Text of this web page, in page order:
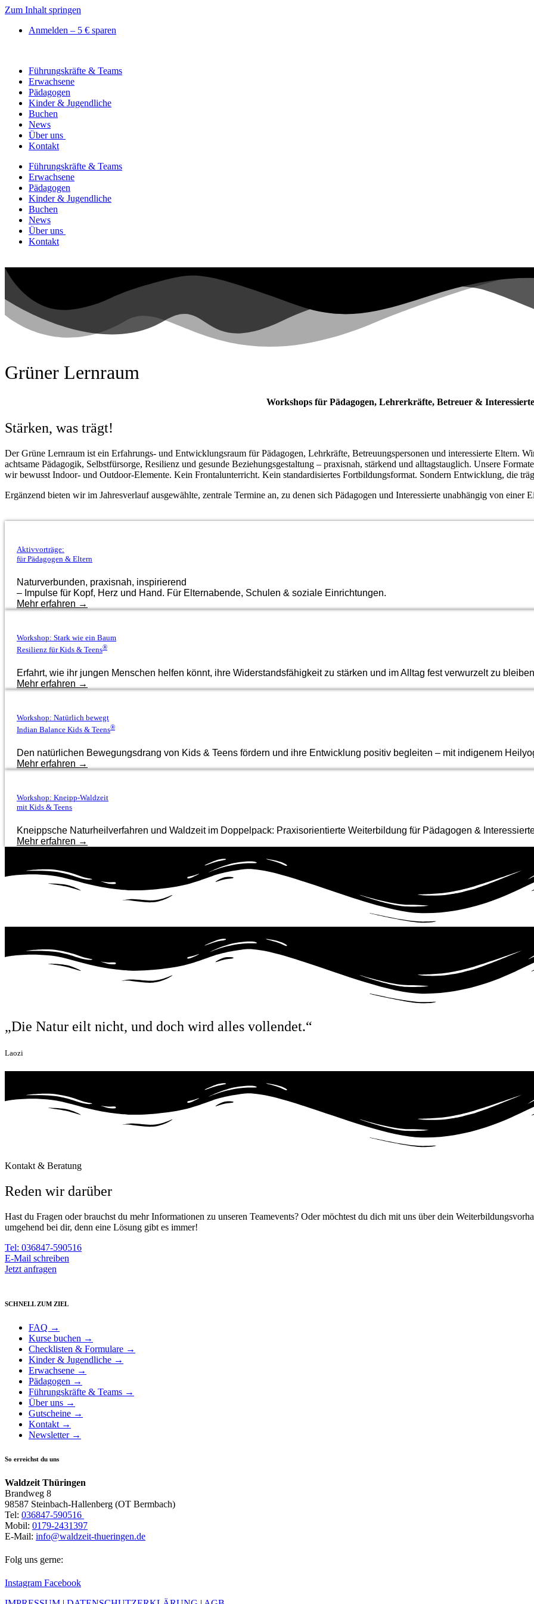
Zum Inhalt springen
Anmelden – 5 € sparen
Führungskräfte & Teams
Erwachsene
Pädagogen
Kinder & Jugendliche
Buchen
News
Über uns
Kontakt
Führungskräfte & Teams
Erwachsene
Pädagogen
Kinder & Jugendliche
Buchen
News
Über uns
Kontakt
Grüner Lernraum
Workshops für Pädagogen, Lehrerkräfte, Betreuer & Interessierte
Stärken, was trägt!
Der Grüne Lernraum ist ein Erfahrungs- und Entwicklungsraum für Pädagogen, Lehrkräfte, Betreuungspersonen und interessierte Eltern.
achtsame Pädagogik, Selbstfürsorge, Resilienz und gesunde Beziehungsgestaltung – praxisnah, stärkend und alltagstauglich. Unsere
wir bewusst Indoor- und Outdoor-Elemente. Kein Frontalunterricht. Kein standardisiertes Fortbildungsformat. Sondern Entwicklung, die
Ergänzend bieten wir im Jahresverlauf ausgewählte, zentrale Termine an, zu denen sich Pädagogen und Interessierte unabhängig von einer
Aktivvorträge:
für Pädagogen & Eltern
Naturverbunden, praxisnah, inspirierend
– Impulse für Kopf, Herz und Hand. Für Elternabende, Schulen & soziale Einrichtungen.
Mehr erfahren →
Workshop: Stark wie ein Baum
Resilienz für Kids & Teens®
Erfahrt, wie ihr jungen Menschen helfen könnt, ihre Widerstandsfähigkeit zu stärken und im Alltag fest verwurzelt zu
Mehr erfahren →
Workshop: Natürlich bewegt
Indian Balance Kids & Teens®
Den natürlichen Bewegungsdrang von Kids & Teens fördern und ihre Entwicklung positiv begleiten – mit indigenem
Mehr erfahren →
Workshop: Kneipp-Waldzeit
mit Kids & Teens
Kneippsche Naturheilverfahren und Waldzeit im Doppelpack: Praxisorientierte Weiterbildung für Pädagogen &
Mehr erfahren →
„Die Natur eilt nicht, und doch wird alles vollendet.“
Laozi
Kontakt & Beratung
Reden wir darüber
Hast du Fragen oder brauchst du mehr Informationen zu unseren Teamevents? Oder möchtest du dich mit uns über dein
umgehend bei dir, denn eine Lösung gibt es immer!
Tel: 036847-590516
E-Mail schreiben
Jetzt anfragen
SCHNELL ZUM ZIEL
FAQ →
Kurse buchen →
Checklisten & Formulare →
Kinder & Jugendliche →
Erwachsene →
Pädagogen →
Führungskräfte & Teams →
Über uns →
Gutscheine →
Kontakt →
Newsletter →
So erreichst du uns
Waldzeit Thüringen
Brandweg 8
98587 Steinbach-Hallenberg (OT Bermbach)
Tel: 036847-590516
Mobil: 0179-2431397
E-Mail: info@waldzeit-thueringen.de
Folg uns gerne:
Instagram Facebook